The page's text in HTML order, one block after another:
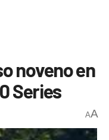
noveno en
Series
AA